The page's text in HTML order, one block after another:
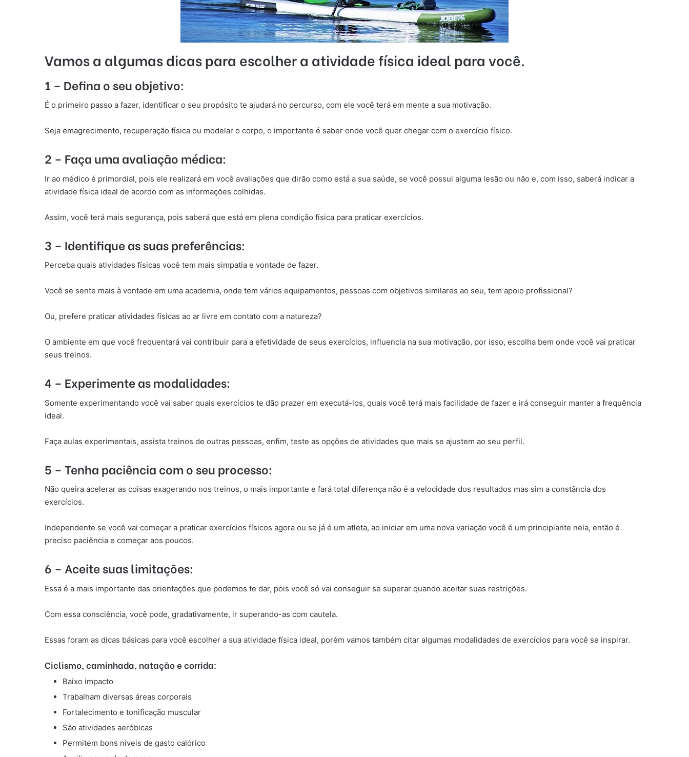
Vamos a algumas dicas para escolher a atividade física ideal para você.
1 – Defina o seu objetivo:
É o primeiro passo a fazer, identificar o seu propósito te ajudará no percurso, com ele você terá em mente a sua motivação.
Seja emagrecimento, recuperação física ou modelar o corpo, o importante é saber onde você quer chegar com o exercício físico.
2 – Faça uma avaliação médica:
Ir ao médico é primordial, pois ele realizará em você avaliações que dirão como está a sua saúde, se você possui alguma lesão ou não e, com isso, saberá indicar a
atividade física ideal de acordo com as informações colhidas.
Assim, você terá mais segurança, pois saberá que está em plena condição física para praticar exercícios.
3 – Identifique as suas preferências:
Perceba quais atividades físicas você tem mais simpatia e vontade de fazer.
Você se sente mais à vontade em uma academia, onde tem vários equipamentos, pessoas com objetivos similares ao seu, tem apoio profissional?
Ou, prefere praticar atividades físicas ao ar livre em contato com a natureza?
O ambiente em que você frequentará vai contribuir para a efetividade de seus exercícios, influencia na sua motivação, por isso, escolha bem onde você vai praticar
seus treinos.
4 – Experimente as modalidades:
Somente experimentando você vai saber quais exercícios te dão prazer em executá-los, quais você terá mais facilidade de fazer e irá conseguir manter a frequência
ideal.
Faça aulas experimentais, assista treinos de outras pessoas, enfim, teste as opções de atividades que mais se ajustem ao seu perfil.
5 – Tenha paciência com o seu processo:
Não queira acelerar as coisas exagerando nos treinos, o mais importante e fará total diferença não é a velocidade dos resultados mas sim a constância dos
exercícios.
Independente se você vai começar a praticar exercícios físicos agora ou se já é um atleta, ao iniciar em uma nova variação você é um principiante nela, então é
preciso paciência e começar aos poucos.
6 – Aceite suas limitações:
Essa é a mais importante das orientações que podemos te dar, pois você só vai conseguir se superar quando aceitar suas restrições.
Com essa consciência, você pode, gradativamente, ir superando-as com cautela.
Essas foram as dicas básicas para você escolher a sua atividade física ideal, porém vamos também citar algumas modalidades de exercícios para você se inspirar.
Ciclismo, caminhada, natação e corrida:
Baixo impacto
Trabalham diversas áreas corporais
Fortalecimento e tonificação muscular
São atividades aeróbicas
Permitem bons níveis de gasto calórico